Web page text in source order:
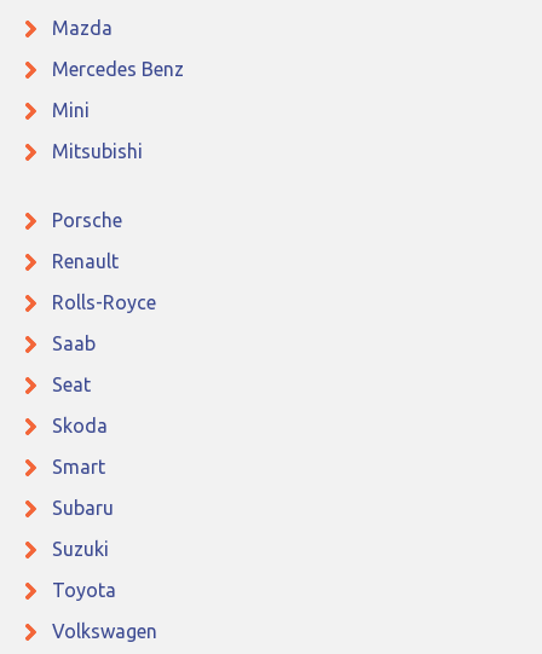
Mazda
Mercedes Benz
Mini
Mitsubishi
Porsche
Renault
Rolls-Royce
Saab
Seat
Skoda
Smart
Subaru
Suzuki
Toyota
Volkswagen